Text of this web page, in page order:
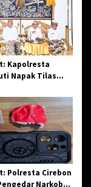
Kapolresta
Napak Tilas
Pelestarian
Polresta Cirebon
Narkoba